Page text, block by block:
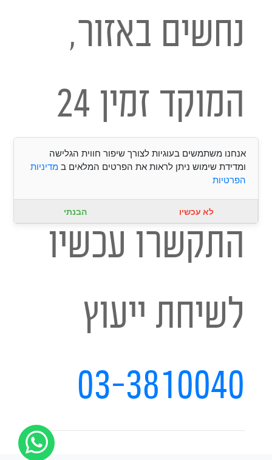
נחשים באזור,
המוקד זמין 24
שעות ביממה,
התקשרו עכשיו
לשיחת ייעוץ
03-3810040
אנחנו משתמשים בעוגיות לצורך שיפור חווית הגלישה
ומדידת שימוש ניתן לראות את הפרטים המלאים במדיניות
הפרטיות
לא עכשיו הבנתי